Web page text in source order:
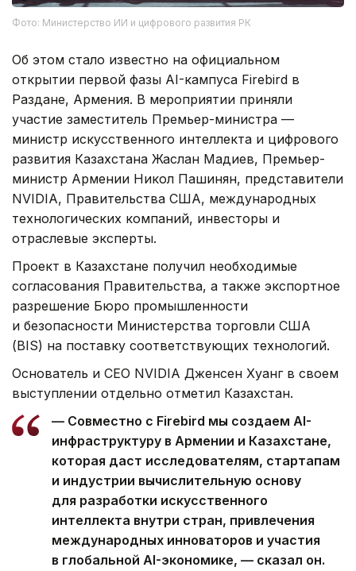
Фото: Министерство ИИ и цифрового развития РК
Об этом стало известно на официальном
открытии первой фазы AI-кампуса Firebird в
Раздане, Армения. В мероприятии приняли
участие заместитель Премьер-министра —
министр искусственного интеллекта и цифрового
развития Казахстана Жаслан Мадиев, Премьер-
министр Армении Никол Пашинян, представители
NVIDIA, Правительства США, международных
технологических компаний, инвесторы и
отраслевые эксперты.
Проект в Казахстане получил необходимые
согласования Правительства, а также экспортное
разрешение Бюро промышленности
и безопасности Министерства торговли США
(BIS) на поставку соответствующих технологий.
Основатель и CEO NVIDIA Дженсен Хуанг в своем
выступлении отдельно отметил Казахстан.
— Совместно с Firebird мы создаем AI-
инфраструктуру в Армении и Казахстане,
которая даст исследователям, стартапам
и индустрии вычислительную основу
для разработки искусственного
интеллекта внутри стран, привлечения
международных инноваторов и участия
в глобальной AI-экономике, — сказал он.